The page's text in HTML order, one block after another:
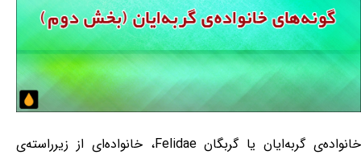
خانواده‌ی گربه‌ایان یا گربگان Felidae، خانواده‌ای از زیرراسته‌ی